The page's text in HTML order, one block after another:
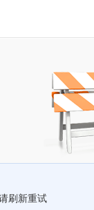
刷新重试